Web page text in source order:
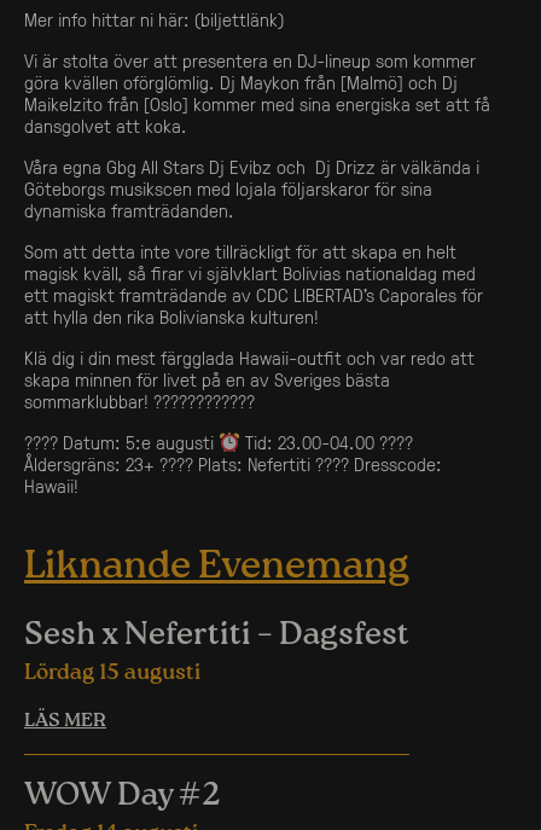
Mer info hittar ni här: (biljettlänk)
Vi är stolta över att presentera en DJ-lineup som kommer
göra kvällen oförglömlig. Dj Maykon från [Malmö] och Dj
Maikelzito från [Oslo] kommer med sina energiska set att få
dansgolvet att koka.
Våra egna Gbg All Stars Dj Evibz och Dj Drizz är välkända i
Göteborgs musikscen med lojala följarskaror för sina
dynamiska framträdanden.
Som att detta inte vore tillräckligt för att skapa en helt
magisk kväll, så firar vi självklart Bolivias nationaldag med
ett magiskt framträdande av CDC LIBERTAD’s Caporales för
att hylla den rika Bolivianska kulturen!
Klä dig i din mest färgglada Hawaii-outfit och var redo att
skapa minnen för livet på en av Sveriges bästa
sommarklubbar! ????????????
???? Datum: 5:e augusti
Tid: 23.00-04.00 ????
Åldersgräns: 23+ ???? Plats: Nefertiti ???? Dresscode:
Hawaii!
Liknande Evenemang
Sesh x Nefertiti – Dagsfest
Lördag 15 augusti
LÄS MER
WOW Day #2